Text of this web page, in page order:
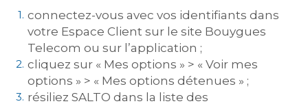
connectez-vous avec vos identifiants dans
votre Espace Client sur le site Bouygues
Telecom ou sur l’application ;
cliquez sur « Mes options » > « Voir mes
options » > « Mes options détenues » ;
résiliez SALTO dans la liste des